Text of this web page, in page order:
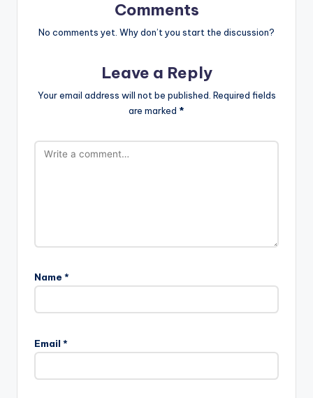
Comments
No comments yet. Why don’t you start the discussion?
Leave a Reply
Your email address will not be published. Required fields
are marked *
Name *
Email *